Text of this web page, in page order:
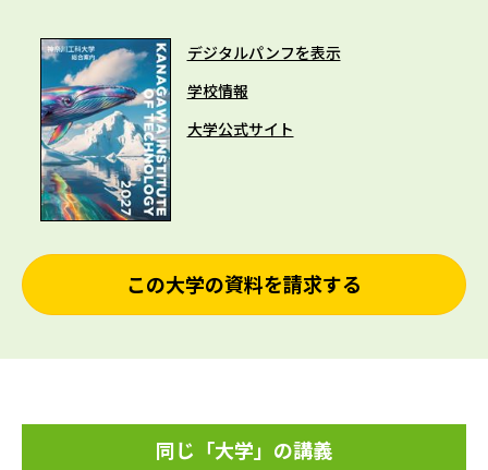
デジタルパンフを表示
学校情報
大学公式サイト
この大学の資料を請求する
同じ「大学」の講義